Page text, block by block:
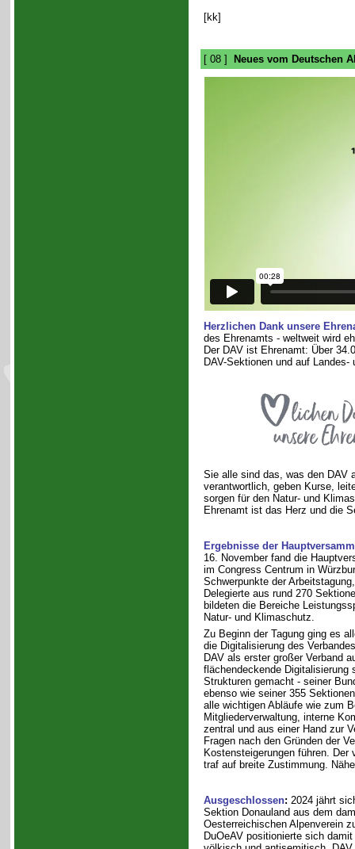
[kk]
[ 08 ] Neues vom Deutschen
Herzlichen Dank unsere
des Ehrenamts - weltweit wird
Der DAV ist Ehrenamt: Über
DAV-Sektionen und auf Landes-
Sie alle sind das, was den DAV
verantwortlich, geben Kurse,
sorgen für den Natur- und
Ehrenamt ist das Herz und die
Ergebnisse der
16. November fand die
im Congress Centrum in
Schwerpunkte der
Delegierte aus rund 270
bildeten die Bereiche
Natur- und Klimaschutz.
Zu Beginn der Tagung ging es
die Digitalisierung des
DAV als erster großer Verband
flächendeckende Digitalisierung
Strukturen gemacht - seiner
ebenso wie seiner 355
alle wichtigen Abläufe wie zum
Mitgliederverwaltung, interne
zentral und aus einer Hand zur
Fragen nach den Gründen der
Kostensteigerungen führen. Der
traf auf breite Zustimmung.
Ausgeschlossen: 2024 jährt
Sektion Donauland aus dem
Oesterreichischen Alpenverein
DuOeAV positionierte sich